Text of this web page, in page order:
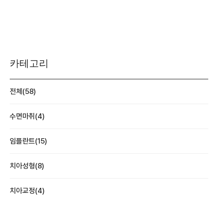
카테고리
전체(58)
수면마취(4)
임플란트(15)
치아성형(8)
치아교정(4)